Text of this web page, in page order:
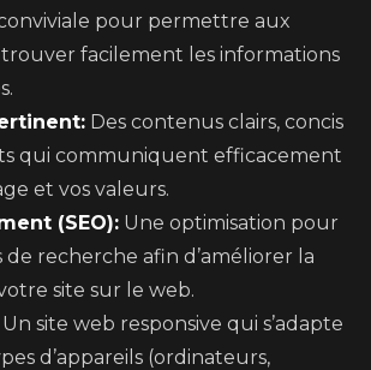
pour permettre aux
facilement les informations
Des contenus clairs, concis
qui communiquent efficacement
et vos valeurs.
(SEO): Une optimisation pour
de recherche afin d’améliorer la
site sur le web.
Un site web responsive qui s’adapte
d’appareils (ordinateurs,